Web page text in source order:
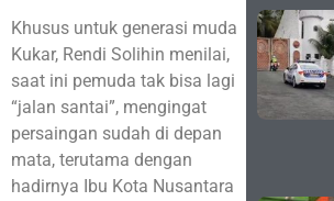
Khusus untuk generasi muda
Kukar, Rendi Solihin menilai,
saat ini pemuda tak bisa lagi
“jalan santai”, mengingat
persaingan sudah di depan
mata, terutama dengan
hadirnya Ibu Kota Nusantara